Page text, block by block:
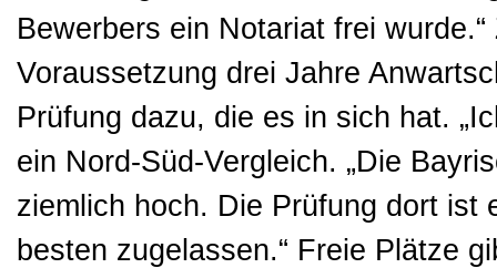
Bewerbers ein Notariat frei
Voraussetzung drei Jahre
Prüfung dazu, die es in sich hat.
ein Nord-Süd-Vergleich. „Die
ziemlich hoch. Die Prüfung dort ist
besten zugelassen.“ Freie Plätze